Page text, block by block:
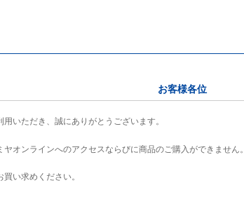
お客様各位
いただき、誠にありがとうございます。
オンラインへのアクセスならびに商品のご購入ができません。
い求めください。